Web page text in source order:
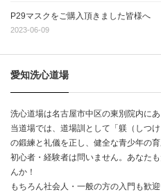
P29マスクをご購入頂きました皆様へ
2023-06-09
愛知洗心道場
洗心道場は名古屋市中区の東別院内にあ
当道場では、道場訓として「躾（しつ
の鍛練と礼儀を正し、健全な青少年の育
初心者・経験者は問いません。あなた
んか！
もちろん社会人・一般の方の入門も歓